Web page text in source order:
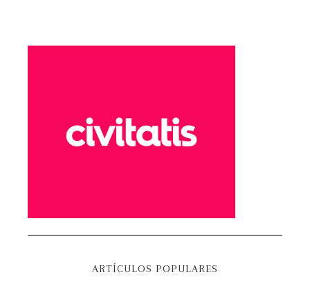
ARTÍCULOS POPULARES